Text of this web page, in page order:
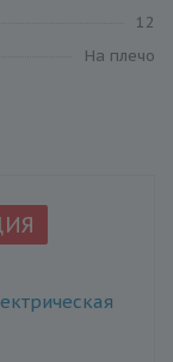
12
На плечо